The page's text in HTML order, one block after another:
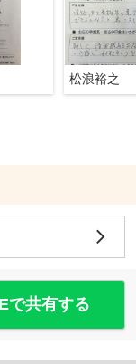
松浪裕之
で共有する